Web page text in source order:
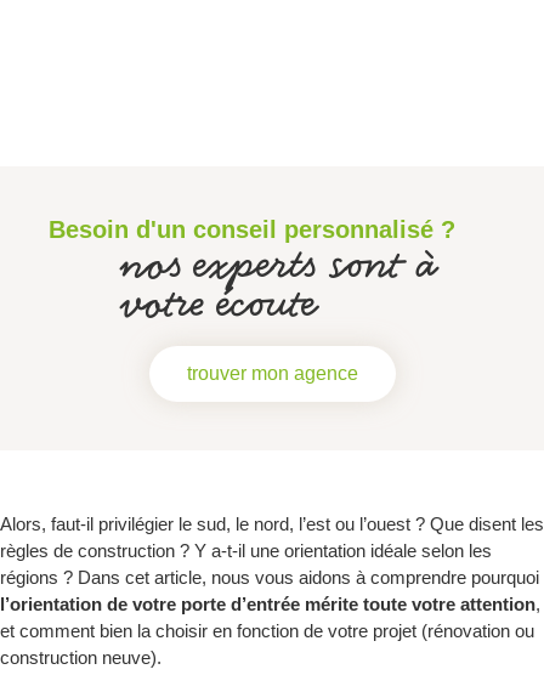
Besoin d'un conseil personnalisé ?
nos experts sont à
votre écoute
trouver mon agence
Alors, faut-il privilégier le sud, le nord, l’est ou l’ouest ? Que disent les
règles de construction ? Y a-t-il une orientation idéale selon les
régions ? Dans cet article, nous vous aidons à comprendre pourquoi
l’orientation de votre porte d’entrée mérite toute votre attention,
et comment bien la choisir en fonction de votre projet (rénovation ou
construction neuve).